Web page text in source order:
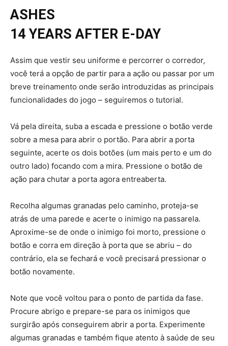
ASHES
14 YEARS AFTER E-DAY
Assim que vestir seu uniforme e percorrer o corredor,
você terá a opção de partir para a ação ou passar por um
breve treinamento onde serão introduzidas as principais
funcionalidades do jogo – seguiremos o tutorial.
Vá pela direita, suba a escada e pressione o botão verde
sobre a mesa para abrir o portão. Para abrir a porta
seguinte, acerte os dois botões (um mais perto e um do
outro lado) focando com a mira. Pressione o botão de
ação para chutar a porta agora entreaberta.
Recolha algumas granadas pelo caminho, proteja-se
atrás de uma parede e acerte o inimigo na passarela.
Aproxime-se de onde o inimigo foi morto, pressione o
botão e corra em direção à porta que se abriu – do
contrário, ela se fechará e você precisará pressionar o
botão novamente.
Note que você voltou para o ponto de partida da fase.
Procure abrigo e prepare-se para os inimigos que
surgirão após conseguirem abrir a porta. Experimente
algumas granadas e também fique atento à saúde de seu